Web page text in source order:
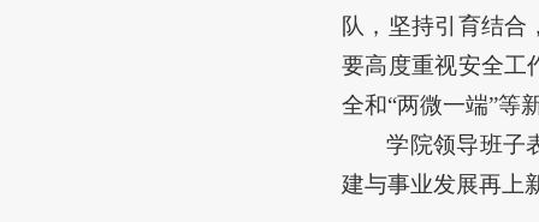
队，坚持引育结合
要高度重视安全工
全和“两微一端”等
学院领导班子
建与事业发展再上